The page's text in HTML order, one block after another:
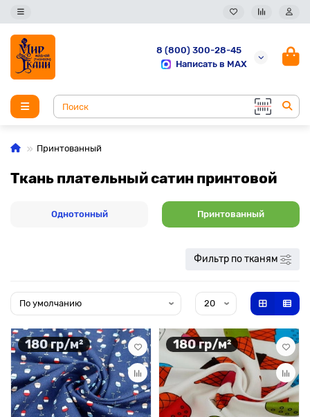
8 (800) 300-28-45
Написать в MAX
Принтованный
Ткань плательный сатин принтовой
Однотонный Принтованный
Фильтр по тканям
180 гр/м² 180 гр/м²